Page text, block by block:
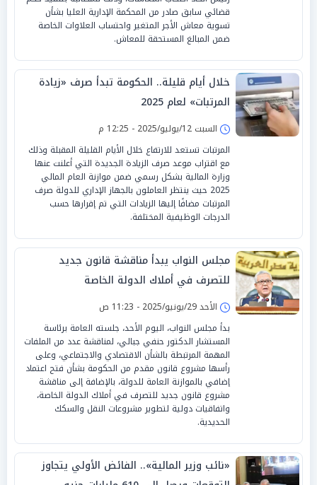
قضائي سابق صادر من المحكمة الإدارية العليا بشأن
تسوية معاش الأجر المتغير واحتساب العلاوات الخاصة
ضمن المبالغ المستحقة للمعاش.
خلال أيام قليلة.. الحكومة تبدأ صرف «زيادة
المرتبات» لعام 2025
السبت 12/يوليو/2025 - 12:25 م
المرتبات تستعد للارتفاع خلال الأيام القليلة المقبلة وذلك
مع اقتراب موعد صرف الزيادة الجديدة التي أعلنت عنها
وزارة المالية بشكل رسمي ضمن موازنة العام المالي
2025 حيث ينتظر العاملون بالجهاز الإداري للدولة صرف
المرتبات مضافًا إليها الزيادات التي تم إقرارها حسب
الدرجات الوظيفية المختلفة.
مجلس النواب يبدأ مناقشة قانون جديد
للتصرف في أملاك الدولة الخاصة
الأحد 29/يونيو/2025 - 11:23 ص
بدأ مجلس النواب، اليوم الأحد، جلسته العامة برئاسة
المستشار الدكتور حنفي جبالي، لمناقشة عدد من الملفات
المهمة المرتبطة بالشأن الاقتصادي والاجتماعي، وعلى
رأسها مشروع قانون مقدم من الحكومة بشأن فتح اعتماد
إضافي بالموازنة العامة للدولة، بالإضافة إلى مناقشة
مشروع قانون جديد للتصرف في أملاك الدولة الخاصة،
واتفاقيات دولية لتطوير مشروعات النقل والسكك
الحديدية.
«نائب وزير المالية».. الفائض الأولي يتجاوز